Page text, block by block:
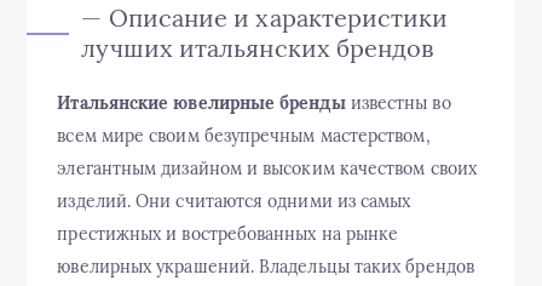
— Описание и характеристики
лучших итальянских брендов
Итальянские ювелирные брендыизвестны во
всем мире своим безупречным мастерством,
элегантным дизайном и высоким качеством своих
изделий. Они считаются одними из самых
престижных и востребованных на рынке
ювелирных украшений. Владельцы таких брендов